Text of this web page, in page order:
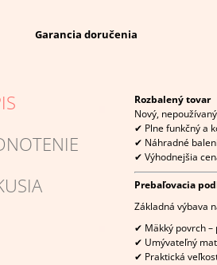
Garancia doručenia
Rozbalený tovar
Nový,
✔ Plne funkčný a
✔ Náhradné
✔ Výhodnejšia
Prebaľovacia
Základná výbava
✔ Mäkký povrch –
✔ Umývateľný
✔ Praktická